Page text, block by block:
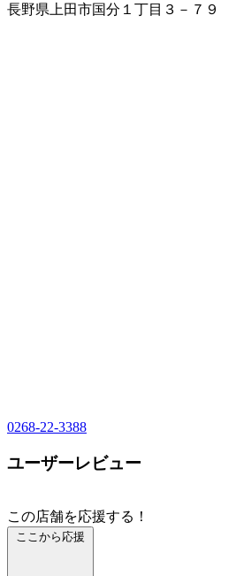
長野県上田市国分１丁目３－７９
0268-22-3388
ユーザーレビュー
この店舗を応援する！
ここから応援